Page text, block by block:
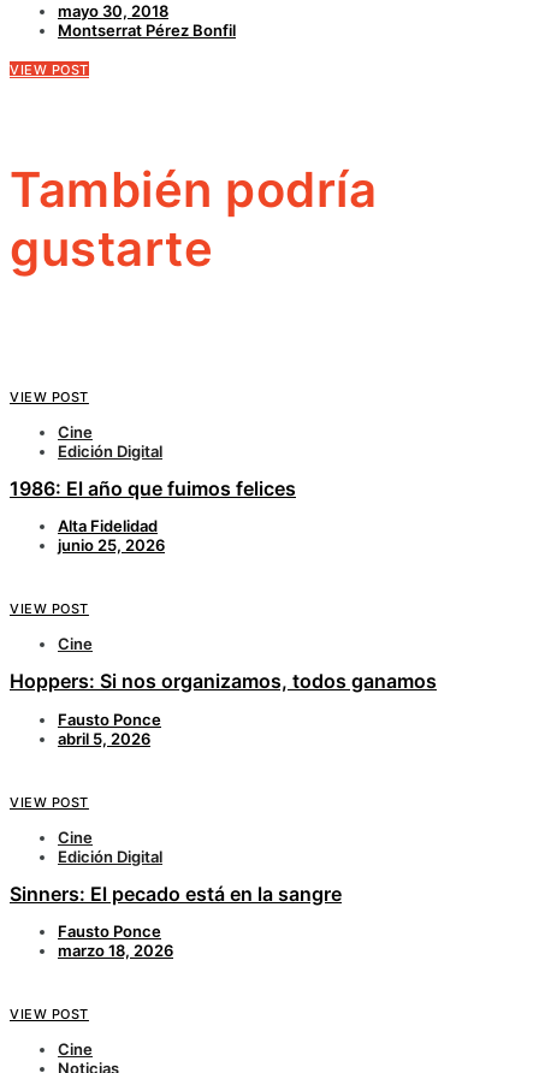
mayo 30, 2018
Montserrat Pérez Bonfil
VIEW POST
También podría
gustarte
VIEW POST
Cine
Edición Digital
1986: El año que fuimos felices
Alta Fidelidad
junio 25, 2026
VIEW POST
Cine
Hoppers: Si nos organizamos, todos ganamos
Fausto Ponce
abril 5, 2026
VIEW POST
Cine
Edición Digital
Sinners: El pecado está en la sangre
Fausto Ponce
marzo 18, 2026
VIEW POST
Cine
Noticias